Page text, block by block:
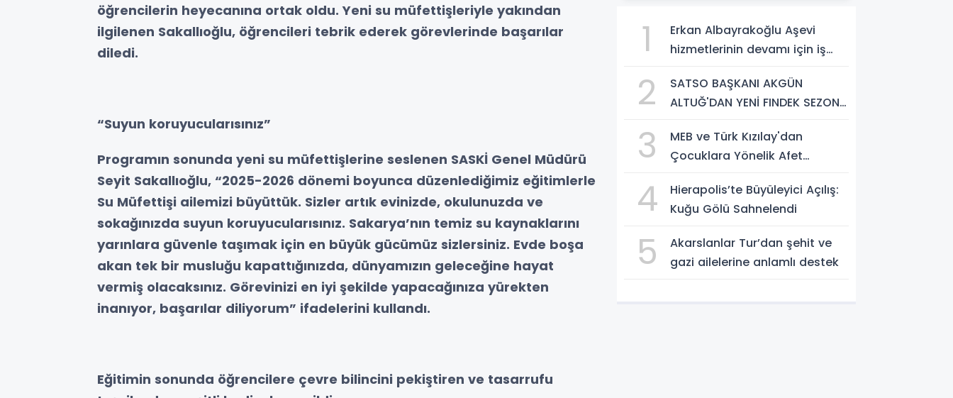
öğrencilerin heyecanına ortak oldu. Yeni su müfettişleriyle yakından
ilgilenen Sakallıoğlu, öğrencileri tebrik ederek görevlerinde başarılar
diledi.
“Suyun koruyucularısınız”
Programın sonunda yeni su müfettişlerine seslenen SASKİ Genel Müdürü
Seyit Sakallıoğlu, “2025-2026 dönemi boyunca düzenlediğimiz eğitimlerle
Su Müfettişi ailemizi büyüttük. Sizler artık evinizde, okulunuzda ve
sokağınızda suyun koruyucularısınız. Sakarya’nın temiz su kaynaklarını
yarınlara güvenle taşımak için en büyük gücümüz sizlersiniz. Evde boşa
akan tek bir musluğu kapattığınızda, dünyamızın geleceğine hayat
vermiş olacaksınız. Görevinizi en iyi şekilde yapacağınıza yürekten
inanıyor, başarılar diliyorum” ifadelerini kullandı.
Eğitimin sonunda öğrencilere çevre bilincini pekiştiren ve tasarrufu
1
Erkan Albayrakoğlu Aşevi
hizmetlerinin devamı için iş
2
SATSO BAŞKANI AKGÜN
ALTUĞ'DAN YENİ FINDEK SEZONU
3
MEB ve Türk Kızılay'dan
Çocuklara Yönelik Afet
4
Hierapolis’te Büyüleyici Açılış:
Kuğu Gölü Sahnelendi
5
Akarslanlar Tur’dan şehit ve
gazi ailelerine anlamlı destek